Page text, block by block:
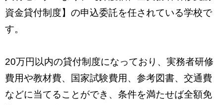
資金貸付制度】の申込委託を任されている学校で
す。
20万円以内の貸付制度になっており、実務者研修
費用や教材費、国家試験費用、参考図書、交通費
などに当てることができ、条件を満たせば全額免